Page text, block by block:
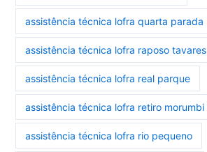
assistência técnica lofra quarta parada
assistência técnica lofra raposo tavares
assistência técnica lofra real parque
assistência técnica lofra retiro morumbi
assistência técnica lofra rio pequeno